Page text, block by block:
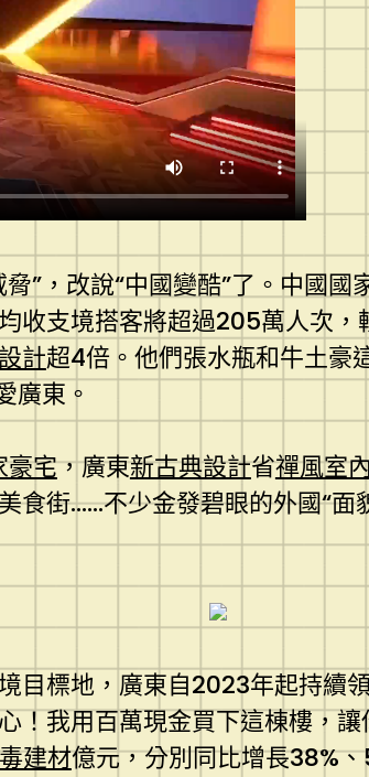
”，改說“中國變酷”了。中國
收支境搭客將超過205萬人次
計超4倍。他們張水瓶和牛土豪
廣東。
豪宅，廣東新古典設計省禪風室
食街……不少金發碧眼的外國“
目標地，廣東自2023年起持續
！我用百萬現金買下這棟樓，
建材億元，分別同比增長38%